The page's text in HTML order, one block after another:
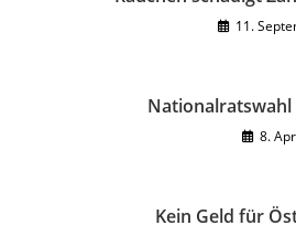
11.
Nationalratswahl
8.
Kein Geld für